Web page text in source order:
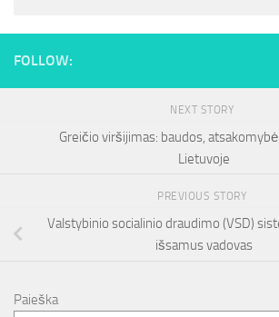
FOLLOW:
NEXT STORY
Greičio viršijimas: baudos,
Lietuvoje
PREVIOUS STORY
Valstybinio socialinio draudimo (VSD)
išsamus vadovas
Paieška